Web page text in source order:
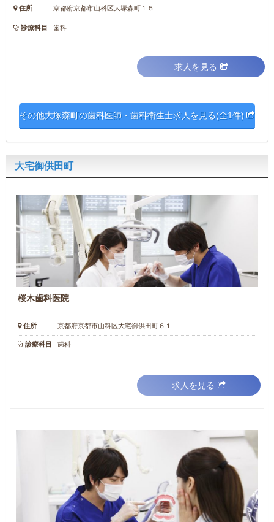
住所 京都府京都市山科区大塚森町１５
診療科目 歯科
求人を見る
その他大塚森町の歯科医師・歯科衛生士求人を見る(全1件)
大宅御供田町
桜木歯科医院
住所 京都府京都市山科区大宅御供田町６１
診療科目 歯科
求人を見る